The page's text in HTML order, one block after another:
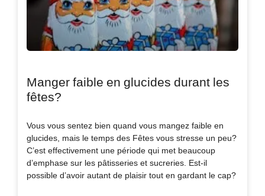
Manger faible en glucides durant les
fêtes?
Vous vous sentez bien quand vous mangez faible en
glucides, mais le temps des Fêtes vous stresse un peu?
C’est effectivement une période qui met beaucoup
d’emphase sur les pâtisseries et sucreries. Est-il
possible d’avoir autant de plaisir tout en gardant le cap?